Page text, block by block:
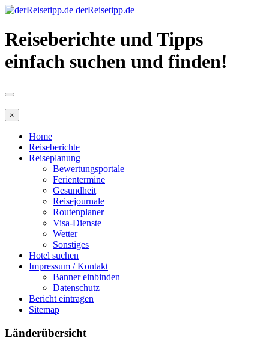
derReisetipp.de
Reiseberichte und Tipps
einfach suchen und finden!
×
Home
Reiseberichte
Reiseplanung
Bewertungsportale
Ferientermine
Gesundheit
Reisejournale
Routenplaner
Visa-Dienste
Wetter
Sonstiges
Hotel suchen
Impressum / Kontakt
Banner einbinden
Datenschutz
Bericht eintragen
Sitemap
Länderübersicht